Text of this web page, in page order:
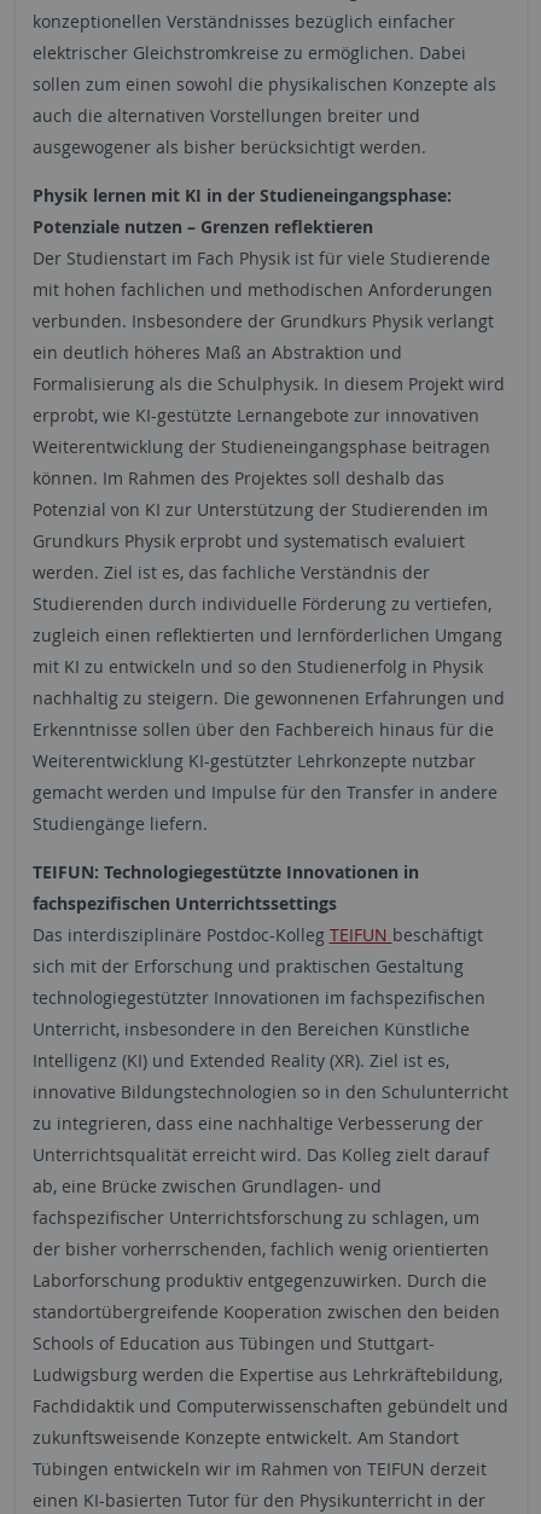
konzeptionellen Verständnisses bezüglich einfacher
elektrischer Gleichstromkreise zu ermöglichen. Dabei
sollen zum einen sowohl die physikalischen Konzepte als
auch die alternativen Vorstellungen breiter und
ausgewogener als bisher berücksichtigt werden.
Physik lernen mit KI in der Studieneingangsphase:
Potenziale nutzen – Grenzen reflektieren
Der Studienstart im Fach Physik ist für viele Studierende
mit hohen fachlichen und methodischen Anforderungen
verbunden. Insbesondere der Grundkurs Physik verlangt
ein deutlich höheres Maß an Abstraktion und
Formalisierung als die Schulphysik. In diesem Projekt wird
erprobt, wie KI-gestützte Lernangebote zur innovativen
Weiterentwicklung der Studieneingangsphase beitragen
können. Im Rahmen des Projektes soll deshalb das
Potenzial von KI zur Unterstützung der Studierenden im
Grundkurs Physik erprobt und systematisch evaluiert
werden. Ziel ist es, das fachliche Verständnis der
Studierenden durch individuelle Förderung zu vertiefen,
zugleich einen reflektierten und lernförderlichen Umgang
mit KI zu entwickeln und so den Studienerfolg in Physik
nachhaltig zu steigern. Die gewonnenen Erfahrungen und
Erkenntnisse sollen über den Fachbereich hinaus für die
Weiterentwicklung KI-gestützter Lehrkonzepte nutzbar
gemacht werden und Impulse für den Transfer in andere
Studiengänge liefern.
TEIFUN: Technologiegestützte Innovationen in
fachspezifischen Unterrichtssettings
Das interdisziplinäre Postdoc-Kolleg TEIFUN beschäftigt
sich mit der Erforschung und praktischen Gestaltung
technologiegestützter Innovationen im fachspezifischen
Unterricht, insbesondere in den Bereichen Künstliche
Intelligenz (KI) und Extended Reality (XR). Ziel ist es,
innovative Bildungstechnologien so in den Schulunterricht
zu integrieren, dass eine nachhaltige Verbesserung der
Unterrichtsqualität erreicht wird. Das Kolleg zielt darauf
ab, eine Brücke zwischen Grundlagen- und
fachspezifischer Unterrichtsforschung zu schlagen, um
der bisher vorherrschenden, fachlich wenig orientierten
Laborforschung produktiv entgegenzuwirken. Durch die
standortübergreifende Kooperation zwischen den beiden
Schools of Education aus Tübingen und Stuttgart-
Ludwigsburg werden die Expertise aus Lehrkräftebildung,
Fachdidaktik und Computerwissenschaften gebündelt und
zukunftsweisende Konzepte entwickelt. Am Standort
Tübingen entwickeln wir im Rahmen von TEIFUN derzeit
einen KI-basierten Tutor für den Physikunterricht in der